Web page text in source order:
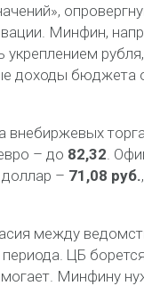
Минфин,
рубля,
доходы бюджета
внебиржевых
– до 82,32 .
– 71,08 руб.
между
ЦБ
Минфину